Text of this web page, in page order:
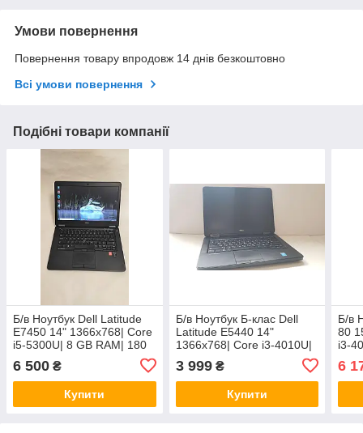
Умови повернення
Повернення товару впродовж 14 днів безкоштовно
Всі умови повернення
Подібні товари компанії
Б/в Ноутбук Dell Latitude
E7450 14" 1366x768| Core
i5-5300U| 8 GB RAM| 180
6 500 ₴
Купити
Б/в Ноутбук Б-клас Dell
Latitude E5440 14"
1366x768| Core i3-4010U|
8 GB RAM| 256 GB SSD|
HD 4400| АКБ 0%
3 999₴
Купити
Б/в
80
i3-
6